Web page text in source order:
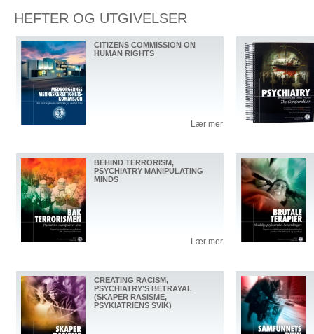
HEFTER OG UTGIVELSER
CITIZENS COMMISSION ON
HUMAN RIGHTS
Lær mer
BEHIND TERRORISM,
PSYCHIATRY MANIPULATING
MINDS
Lær mer
CREATING RACISM,
PSYCHIATRY’S BETRAYAL
(SKAPER RASISME,
PSYKIATRIENS SVIK)